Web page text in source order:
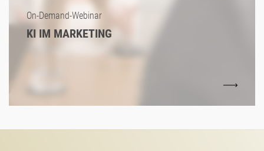
On-Demand-Webinar
KI IM MARKETING